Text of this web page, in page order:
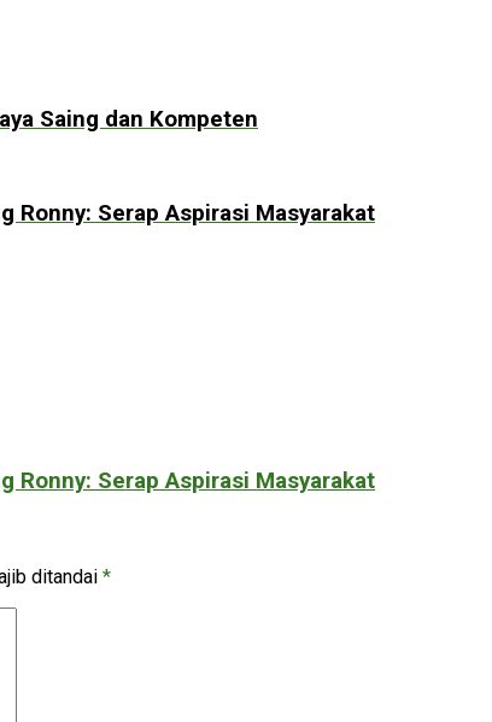
Saing dan Kompeten
Ronny: Serap Aspirasi Masyarakat
Ronny: Serap Aspirasi Masyarakat
ditandai *